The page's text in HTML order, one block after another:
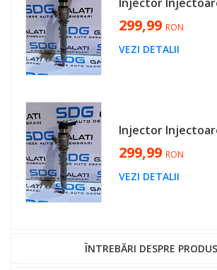
299,99 RON
VEZI DETALII
299,99 RON
VEZI DETALII
ÎNTREBĂRI DESPRE